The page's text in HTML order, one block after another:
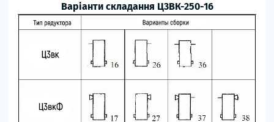
Варіанти складання Ц3ВК-250-16